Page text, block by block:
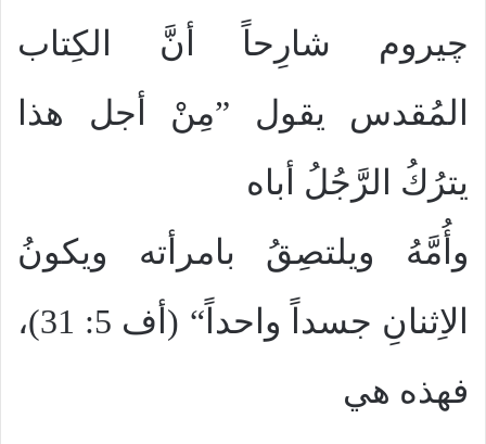
چيروم شارِحاً أنَّ الكِتاب
المُقدس يقول ”مِنْ أجل هذا
يترُكُ الرَّجُلُ أباه
وأُمَّهُ ويلتصِقُ بامرأته ويكونُ
الاِثنانِ جسداً واحداً“ (أف 5: 31)،
فهذه هي